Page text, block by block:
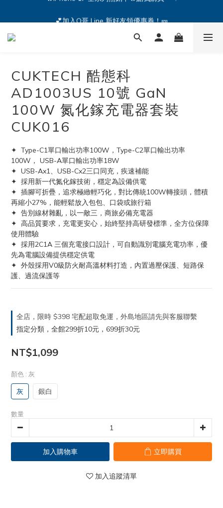
🔥iPhone 17 全系列熱銷中🔥點我購買 — !
CUKTECH 酷態科
AD1003US 10號 GaN
100W 氮化鎵充電器套裝
CUK016
✦  Type-C1單口輸出功率100W，Type-C2單口輸出功率
100W， USB-A單口輸出功率18W
✦  USB-Ax1、USB-Cx2三口同充，疾速補能
✦  採用新一代氮化鎵技術，穩定為設備供電
✦  插腳可折疊，追求極緻輕巧化，對比傳統100W轉接頭，體積
再縮小27%，能輕鬆放入包包、口袋或旅行箱
✦  告別線材雜亂，以一敵三，商旅必備充電器
✦  高品質要求，充電更安心，始終堅持高研發標準，全方位保障
使用體驗
✦  採用2C1A 三個充電接口設計，可自動識別電腦充電功率，優
先為電腦設備提供穩定供電
✦  外殼採用V0級防火耐高溫材料打造，內置過壓保護、短路保
護、過流保護等
全店，限時 $398 宅配超取免運，外島地區請先與客服聯繫
指定分類，全館299折10元，699折30元
NT$1,099
顏色 : 灰
灰 銀白
數量
加入購物車 立即購買
加入追蹤清單